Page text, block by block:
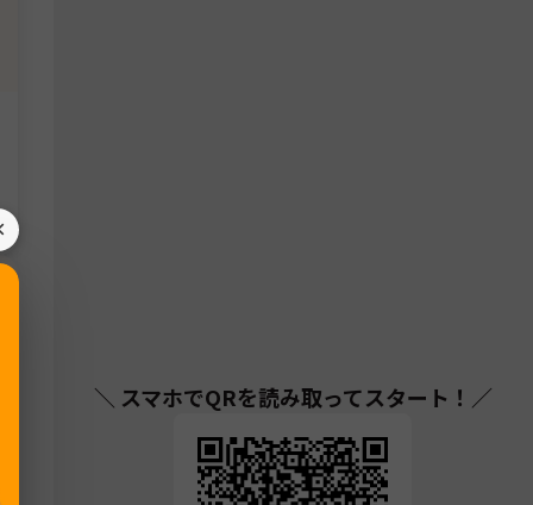
＼ スマホでQRを読み取ってスタート！／